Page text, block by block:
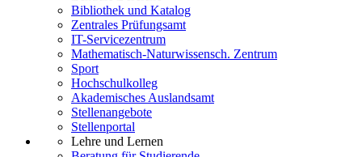
Bibliothek und Katalog
Zentrales Prüfungsamt
IT-Servicezentrum
Mathematisch-Naturwissensch. Zentrum
Sport
Hochschulkolleg
Akademisches Auslandsamt
Stellenangebote
Stellenportal
Lehre und Lernen